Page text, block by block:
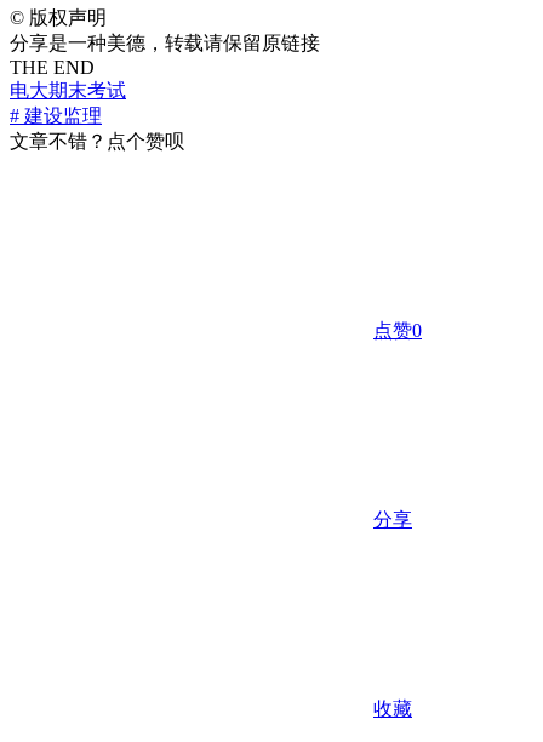
© 版权声明
分享是一种美德，转载请保留原链接
THE END
电大期末考试
# 建设监理
文章不错？点个赞呗
点赞0
分享
收藏